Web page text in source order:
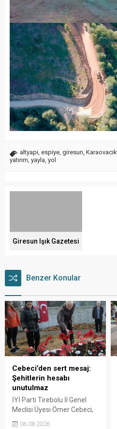
altyapi espiye giresun Karaovacık
yatırım yayla yol
Giresun Işık Gazetesi
Benzer Konular
Cebeci’den sert mesaj:
Şehitlerin hesabı
unutulmaz
İYİ Parti Tirebolu İl Genel
Meclisi Üyesi Ömer Cebeci,
06.08.2026